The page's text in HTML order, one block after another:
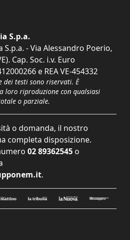
S.p.a.
- Via Alessandro Poerio,
Cap. Soc. i.v. Euro
e REA VE-454332
testi sono riservati. È
loro riproduzione con qualsiasi
o parziale.
o domanda, il nostro
completa disposizione.
02 89362545 o
.